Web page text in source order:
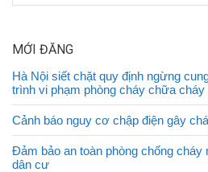
MỚI ĐĂNG
Hà Nội siết chặt quy định ngừng
trình vi phạm phòng cháy chữa cháy
Cảnh báo nguy cơ chập điện gây
Đảm bảo an toàn phòng chống
dân cư